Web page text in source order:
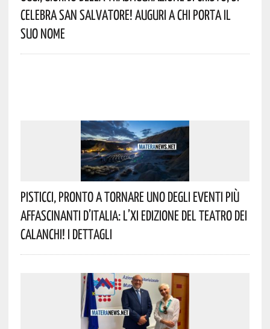
Celebra San Salvatore! Auguri A Chi Porta Il
Suo Nome
Pisticci, Pronto A Tornare Uno Degli Eventi Più
Affascinanti D’Italia: L’XI Edizione Del Teatro Dei
Calanchi! I Dettagli